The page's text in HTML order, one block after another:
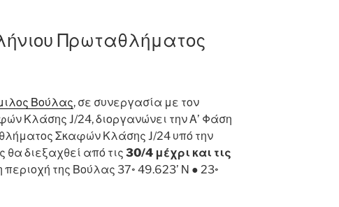
Πρωταθλήματος
Βούλας, σε συνεργασία με τον
Κλάσης J/24, διοργανώνει την Α’ Φάση
Σκαφών Κλάσης J/24 υπό την
θα διεξαχθεί από τις 30/4 μέχρι και τις
περιοχή της Βούλας 37◦ 49.623’ Ν ● 23◦